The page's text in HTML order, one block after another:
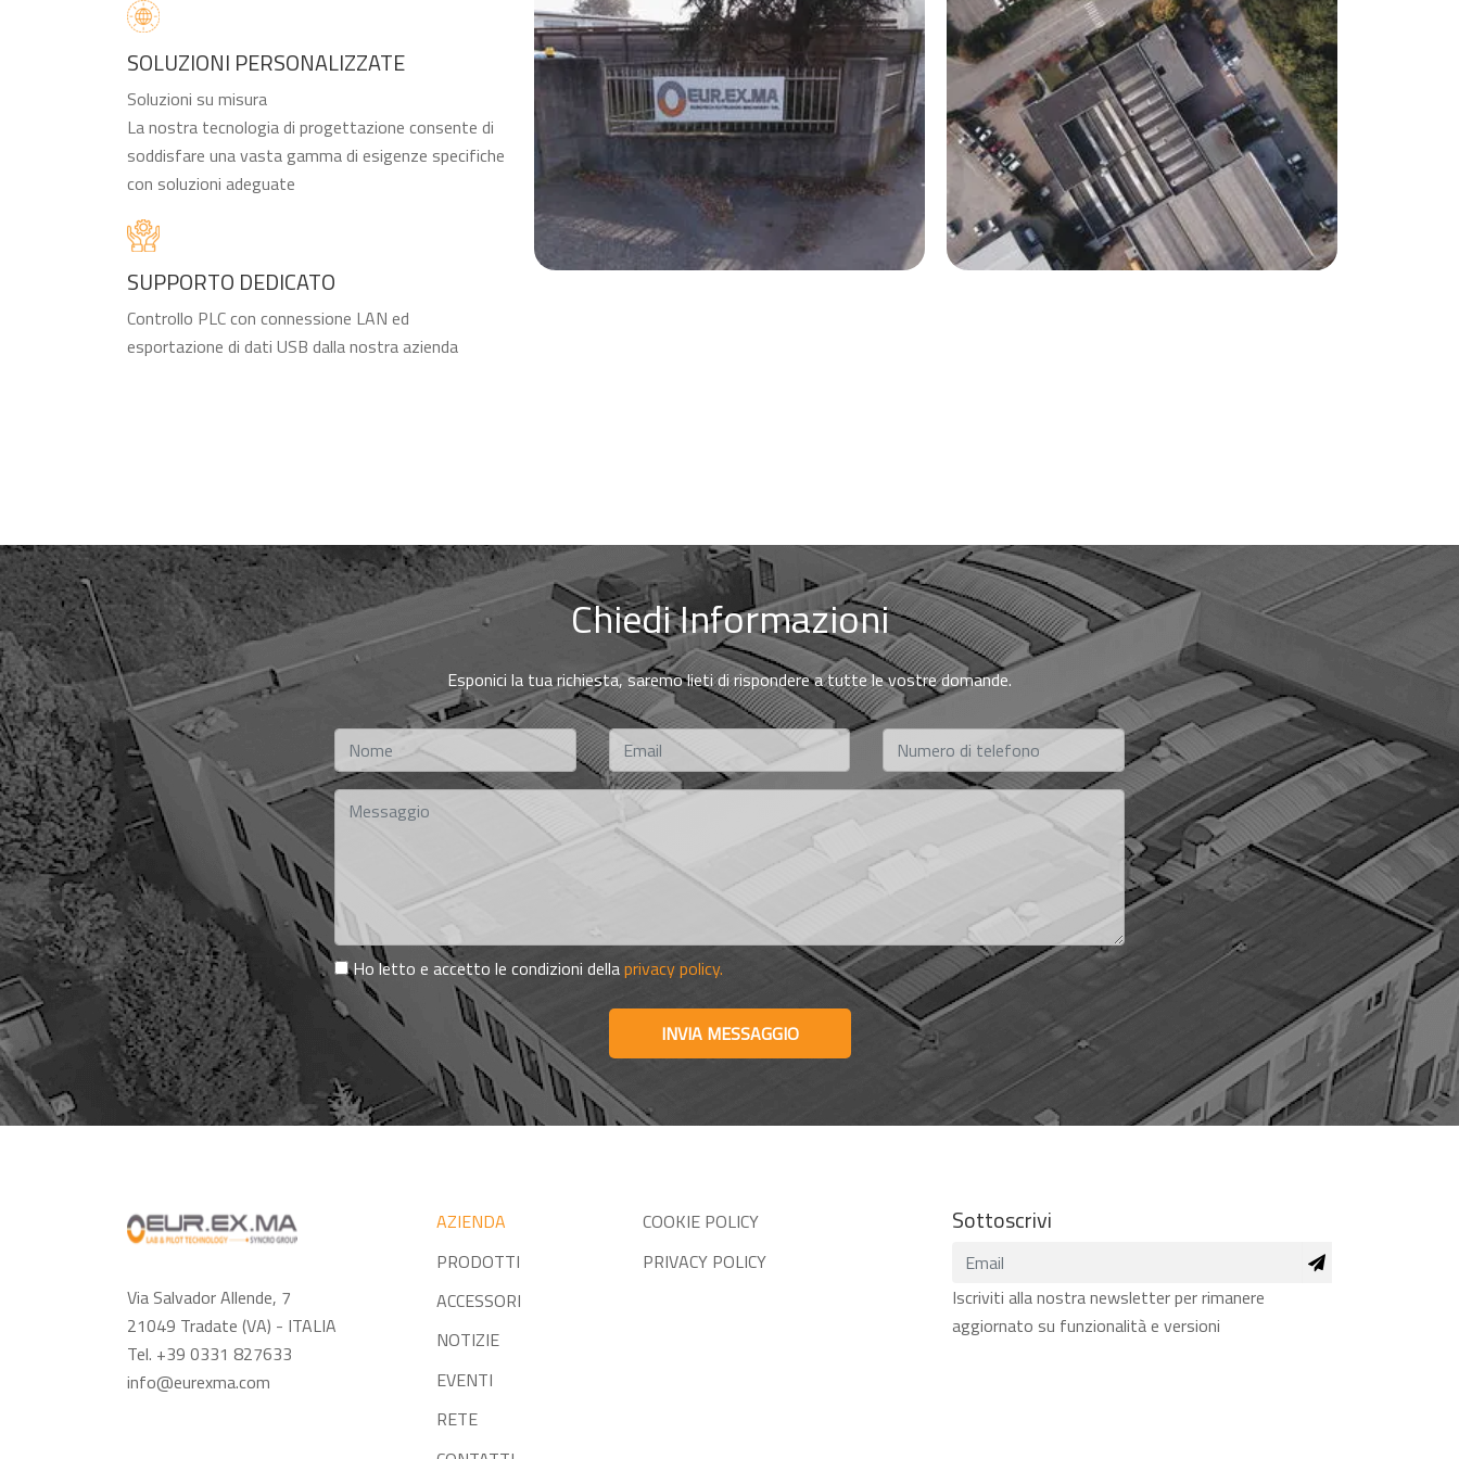
SOLUZIONI PERSONALIZZATE
Soluzioni su misura
La nostra tecnologia di progettazione consente di
soddisfare una vasta gamma di esigenze specifiche
con soluzioni adeguate
SUPPORTO DEDICATO
Controllo PLC con connessione LAN ed
esportazione di dati USB dalla nostra azienda
Chiedi Informazioni
Esponici la tua richiesta, saremo lieti di rispondere a tutte le vostre domande.
Ho letto e accetto le condizioni dellaprivacy policy.
INVIA MESSAGGIO
Via Salvador Allende, 7
21049 Tradate (VA) - ITALIA
Tel. +39 0331 827633
info@eurexma.com
AZIENDA
PRODOTTI
ACCESSORI
NOTIZIE
EVENTI
RETE
COOKIE POLICY
PRIVACY POLICY
Sottoscrivi
Iscriviti alla nostra newsletter per rimanere
aggiornato su funzionalità e versioni